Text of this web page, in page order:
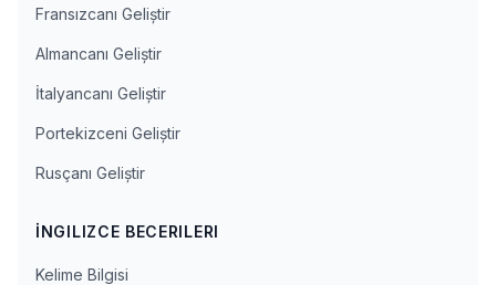
Fransızcanı Geliştir
Almancanı Geliştir
İtalyancanı Geliştir
Portekizceni Geliştir
Rusçanı Geliştir
İNGILIZCE BECERILERI
Kelime Bilgisi